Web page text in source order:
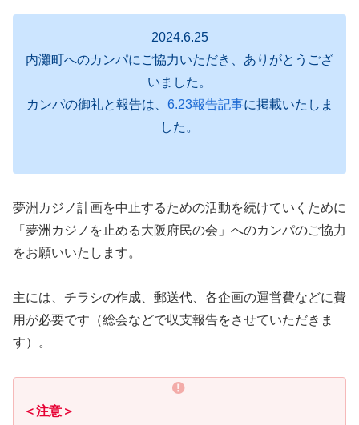
2024.6.25
内灘町へのカンパにご協力いただき、ありがとうござ
いました。
カンパの御礼と報告は、 6.23報告記事に掲載いたしま
した。
夢洲カジノ計画を中止するための活動を続けていくために
「夢洲カジノを止める大阪府民の会」へのカンパのご協力
をお願いいたします。
主には、チラシの作成、郵送代、各企画の運営費などに費
用が必要です（総会などで収支報告をさせていただきま
す）。
＜注意＞